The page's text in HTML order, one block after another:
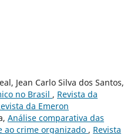
Jean Carlo Silva dos Santos,
no Brasil , Revista da
da Emeron
Análise comparativa das
ao crime organizado , Revista